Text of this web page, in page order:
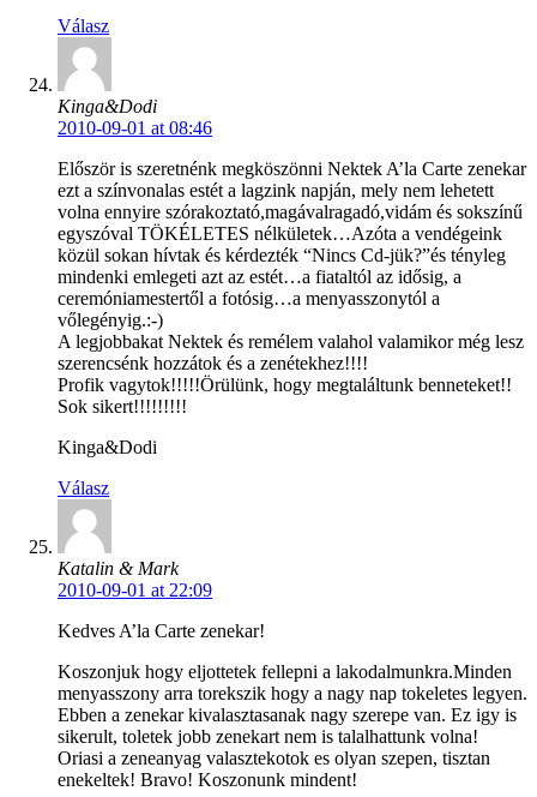
Válasz
Kinga&Dodi
2010-09-01 at 08:46
Először is szeretnénk megköszönni Nektek A’la Carte zenekar
ezt a színvonalas estét a lagzink napján, mely nem lehetett
volna ennyire szórakoztató,magávalragadó,vidám és sokszínű
egyszóval TÖKÉLETES nélkületek…Azóta a vendégeink
közül sokan hívtak és kérdezték “Nincs Cd-jük?”és tényleg
mindenki emlegeti azt az estét…a fiataltól az idősig, a
ceremóniamestertől a fotósig…a menyasszonytól a
vőlegényig.:-)
A legjobbakat Nektek és remélem valahol valamikor még lesz
szerencsénk hozzátok és a zenétekhez!!!!
Profik vagytok!!!!!Örülünk, hogy megtaláltunk benneteket!!
Sok sikert!!!!!!!!!
Kinga&Dodi
Válasz
Katalin & Mark
2010-09-01 at 22:09
Kedves A’la Carte zenekar!
Koszonjuk hogy eljottetek fellepni a lakodalmunkra.Minden
menyasszony arra torekszik hogy a nagy nap tokeletes legyen.
Ebben a zenekar kivalasztasanak nagy szerepe van. Ez igy is
sikerult, toletek jobb zenekart nem is talalhattunk volna!
Oriasi a zeneanyag valasztekotok es olyan szepen, tisztan
enekeltek! Bravo! Koszonunk mindent!